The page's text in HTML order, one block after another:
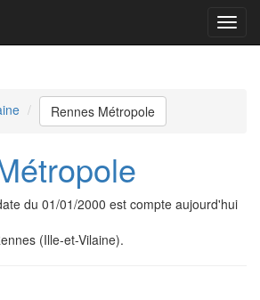
Menu
Rennes Métropole
du 01/01/2000 est compte aujourd'hui
(Ille-et-Vilaine).